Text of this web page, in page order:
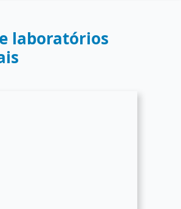
laboratórios